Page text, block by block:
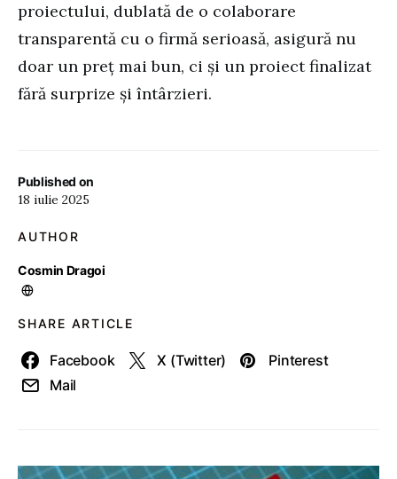
Published on
18 iulie 2025
AUTHOR
Cosmin Dragoi
SHARE ARTICLE
Facebook X (Twitter)
Pinterest
Mail
proiectului, dublată de o colaborare
transparentă cu o firmă serioasă, asigură nu
doar un preț mai bun, ci și un proiect finalizat
fără surprize și întârzieri.